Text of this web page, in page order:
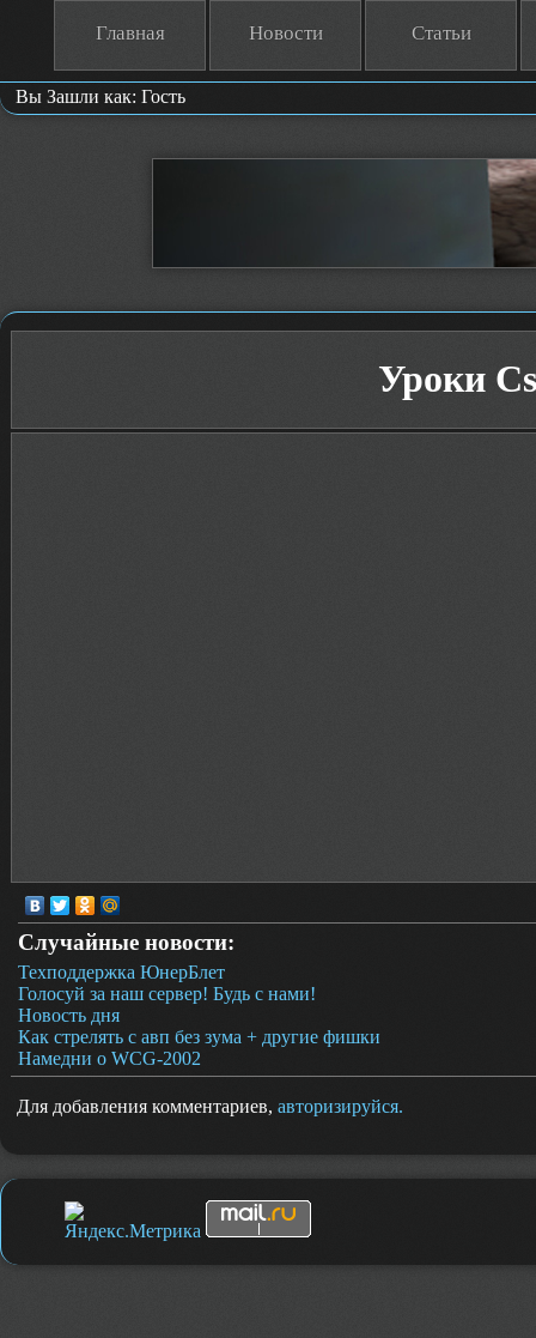
Главная Новости Статьи
Вы Зашли как: Гость
Уроки
Случайные новости:
Техподдержка ЮнерБлет
Голосуй за наш сервер! Будь с нами!
Новость дня
Как стрелять с авп без зума + другие фишки
Haмeдни о WСG-2002
Для добавления комментариев, авторизируйся.